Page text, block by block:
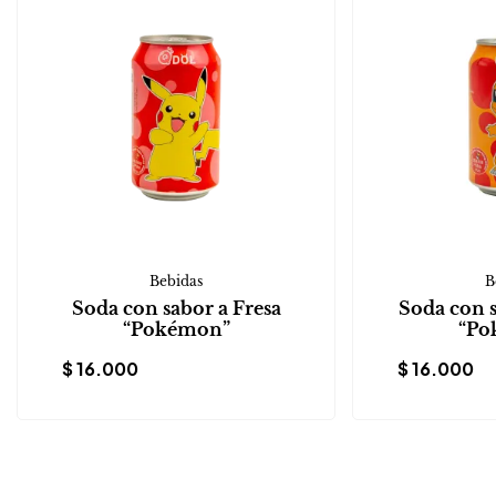
Bebidas
Soda con sabor a Fresa
“Pokémon”
$16.000
Soda con
$16.000